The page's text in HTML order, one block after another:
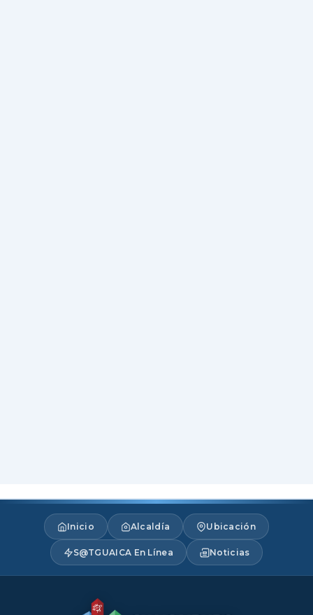
Inicio Alcaldía Ubicación
S@TGUAICA En Línea Noticias